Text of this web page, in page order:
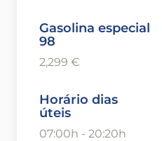
Gasolina especial
98
2,299 €
Horário dias
úteis
07:00h - 20:20h